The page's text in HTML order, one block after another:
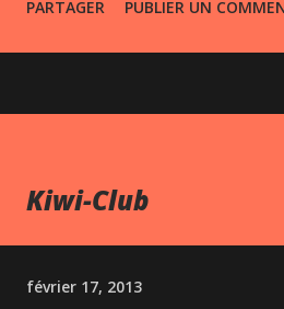
PARTAGER PUBLIER UN
Kiwi-Club
février 17, 2013